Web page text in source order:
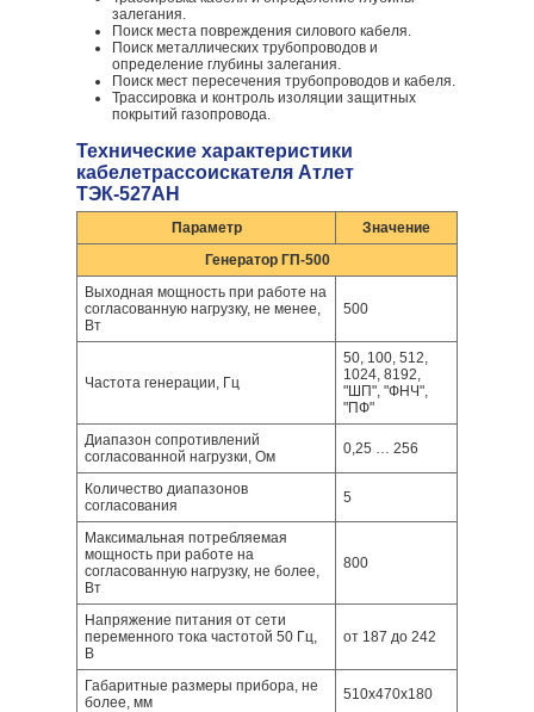
залегания.
Поиск места повреждения силового кабеля.
Поиск металлических трубопроводов и
определение глубины залегания.
Поиск мест пересечения трубопроводов и кабеля.
Трассировка и контроль изоляции защитных
покрытий газопровода.
Технические характеристики
кабелетрассоискателя Атлет
ТЭК-527АН
Параметр
Значение
Генератор ГП-500
Выходная мощность при работе на
согласованную нагрузку, не менее,
Вт
500
Частота генерации, Гц
50, 100, 512,
1024, 8192,
"ШП", "ФНЧ",
"ПФ"
Диапазон сопротивлений
согласованной нагрузки, Ом
0,25 … 256
Количество диапазонов
согласования
5
Максимальная потребляемая
мощность при работе на
согласованную нагрузку, не более,
Вт
800
Напряжение питания от сети
переменного тока частотой 50 Гц,
В
от 187 до 242
Габаритные размеры прибора, не
более, мм
510х470х180